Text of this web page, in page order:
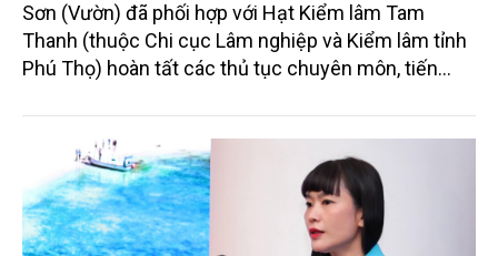
Sơn (Vườn) đã phối hợp với Hạt Kiểm lâm Tam
Thanh (thuộc Chi cục Lâm nghiệp và Kiểm lâm tỉnh
Phú Thọ) hoàn tất các thủ tục chuyên môn, tiến
nhiên tại rừng đặc dụng Xuân Sơn.